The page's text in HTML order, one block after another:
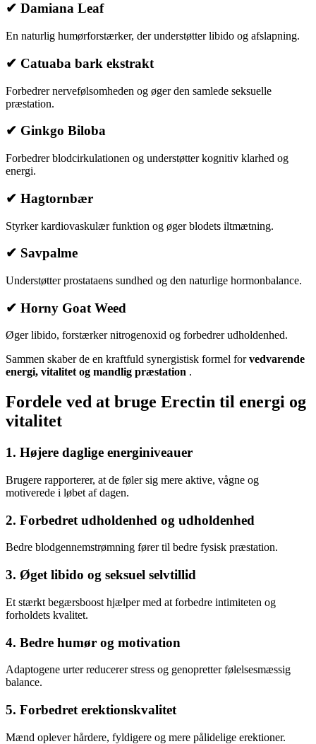
✔ Damiana Leaf
En naturlig humørforstærker, der understøtter libido og afslapning.
✔ Catuaba bark ekstrakt
Forbedrer nervefølsomheden og øger den samlede seksuelle
præstation.
✔ Ginkgo Biloba
Forbedrer blodcirkulationen og understøtter kognitiv klarhed og
energi.
✔ Hagtornbær
Styrker kardiovaskulær funktion og øger blodets iltmætning.
✔ Savpalme
Understøtter prostataens sundhed og den naturlige hormonbalance.
✔ Horny Goat Weed
Øger libido, forstærker nitrogenoxid og forbedrer udholdenhed.
Sammen skaber de en kraftfuld synergistisk formel forvedvarende
energi, vitalitet og mandlig præstation .
Fordele ved at bruge Erectin til energi og
vitalitet
1. Højere daglige energiniveauer
Brugere rapporterer, at de føler sig mere aktive, vågne og
motiverede i løbet af dagen.
2. Forbedret udholdenhed og udholdenhed
Bedre blodgennemstrømning fører til bedre fysisk præstation.
3. Øget libido og seksuel selvtillid
Et stærkt begærsboost hjælper med at forbedre intimiteten og
forholdets kvalitet.
4. Bedre humør og motivation
Adaptogene urter reducerer stress og genopretter følelsesmæssig
balance.
5. Forbedret erektionskvalitet
Mænd oplever hårdere, fyldigere og mere pålidelige erektioner.